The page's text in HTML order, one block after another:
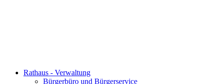
Rathaus - Verwaltung
Bürgerbüro und Bürgerservice